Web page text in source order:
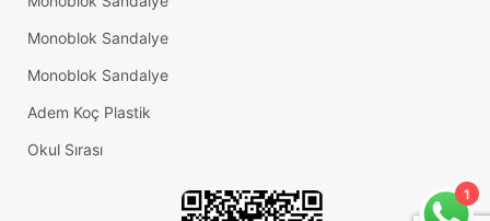
Monoblok Sandalye
Monoblok Sandalye
Adem Koç Plastik
Okul Sırası
Koç Baza
1